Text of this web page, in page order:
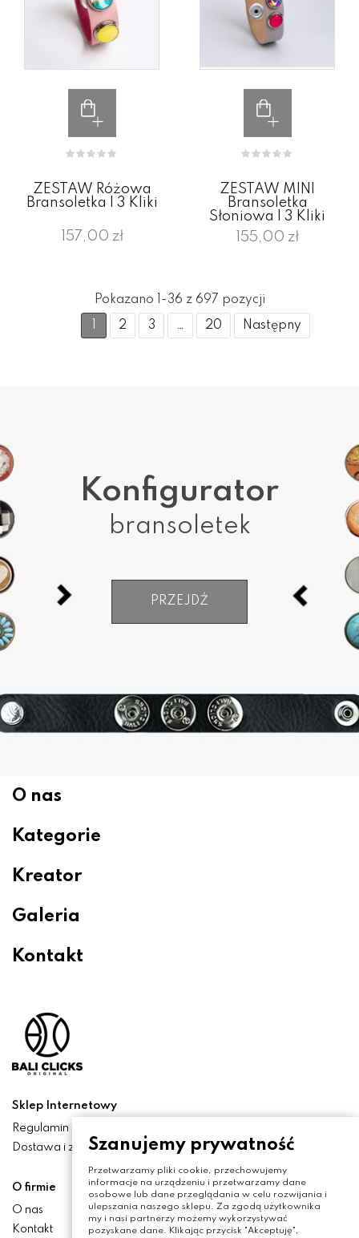
ZESTAW Różowa
Bransoletka I 3 Kliki
157,00 zł
ZESTAW MINI
Bransoletka
Słoniowa I 3 Kliki
155,00 zł
Pokazano 1-36 z 697 pozycji
1
2 3 … 20 Następny
Konfigurator
bransoletek
PRZEJDŹ
O nas
Kategorie
Kreator
Galeria
Kontakt
Sklep Internetowy
Regulamin
Dostawa i zwroty
O firmie
O nas
Kontakt
Szanujemy prywatność
Przetwarzamy pliki cookie, przechowujemy
informacje na urządzeniu i przetwarzamy dane
osobowe lub dane przeglądania w celu rozwijania i
ulepszania naszego sklepu. Za zgodą użytkownika
my i nasi partnerzy możemy wykorzystywać
pozyskane dane. Klikając przycisk "Akceptuję",